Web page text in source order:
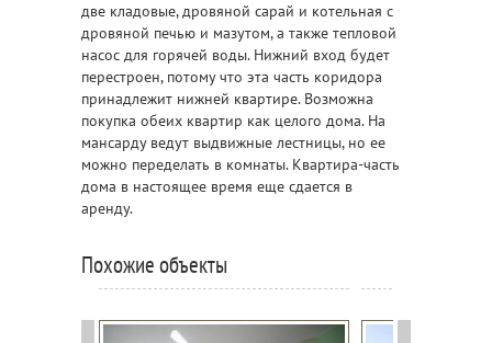
две кладовые, дровяной сарай и котельная с
дровяной печью и мазутом, а также тепловой
насос для горячей воды. Нижний вход будет
перестроен, потому что эта часть коридора
принадлежит нижней квартире. Возможна
покупка обеих квартир как целого дома. На
мансарду ведут выдвижные лестницы, но ее
можно переделать в комнаты. Квартира-часть
дома в настоящее время еще сдается в
аренду.
Похожие объекты